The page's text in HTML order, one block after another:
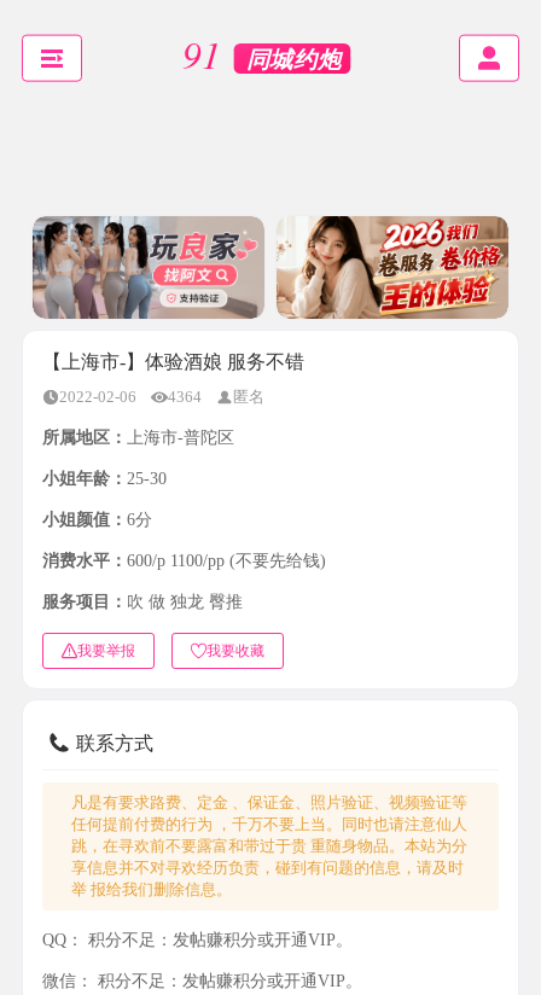
【上海市-】体验酒娘 服务不错
2022-02-06 4364 匿名
所属地区： 上海市-普陀区
小姐年龄： 25-30
小姐颜值： 6分
消费水平： 600/p 1100/pp (不要先给钱)
服务项目： 吹 做 独龙 臀推
我要举报 我要收藏
联系方式
凡是有要求路费、定金 、保证金、照片验证、视频验证等
任何提前付费的行为 ，千万不要上当。同时也请注意仙人
跳，在寻欢前不要露富和带过于贵 重随身物品。本站为分
享信息并不对寻欢经历负责，碰到有问题的信息，请及时
举 报给我们删除信息。
QQ： 积分不足：发帖赚积分或开通VIP。
微信： 积分不足：发帖赚积分或开通VIP。